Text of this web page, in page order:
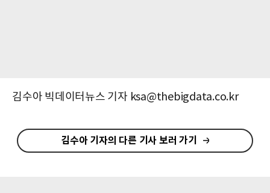
김수아 빅데이터뉴스 기자 ksa@thebigdata.co.kr
김수아 기자의 다른 기사 보러 가기